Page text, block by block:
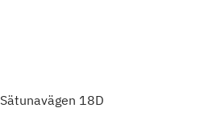
Sätunavägen 18D